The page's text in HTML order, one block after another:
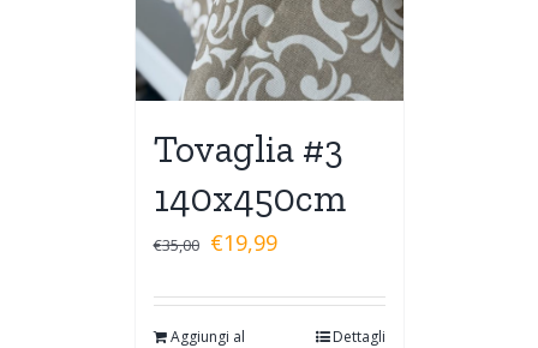
Tovaglia #3
140x450cm
€35,00 €19,99
Aggiungi al
Dettagli